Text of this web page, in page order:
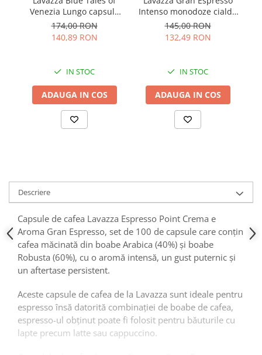
Venezia Lungo capsule
100buc
174,00 RON
140,89 RON
IN STOC
ADAUGA IN COS
Intenso monodoze cialde
ESE 150buc
145,00 RON
132,49 RON
IN STOC
ADAUGA IN COS
Descriere
Capsule de cafea Lavazza Espresso Point Crema e
Aroma Gran Espresso, set de 100 de capsule care conțin
cafea măcinată din boabe Arabica (40%) și boabe
Robusta (60%), cu o aromă intensă, un gust puternic și
un aftertase persistent.
Aceste capsule de cafea de la Lavazza sunt ideale pentru
espresso însă datorită combinației de boabe de cafea,
espresso-ul obținut poate fi folosit pentru băuturile cu
lapte precum latte sau cappuccino.